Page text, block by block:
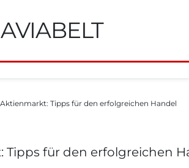
AVIABELT
Aktienmarkt: Tipps für den erfolgreichen Handel
Tipps für den erfolgreichen